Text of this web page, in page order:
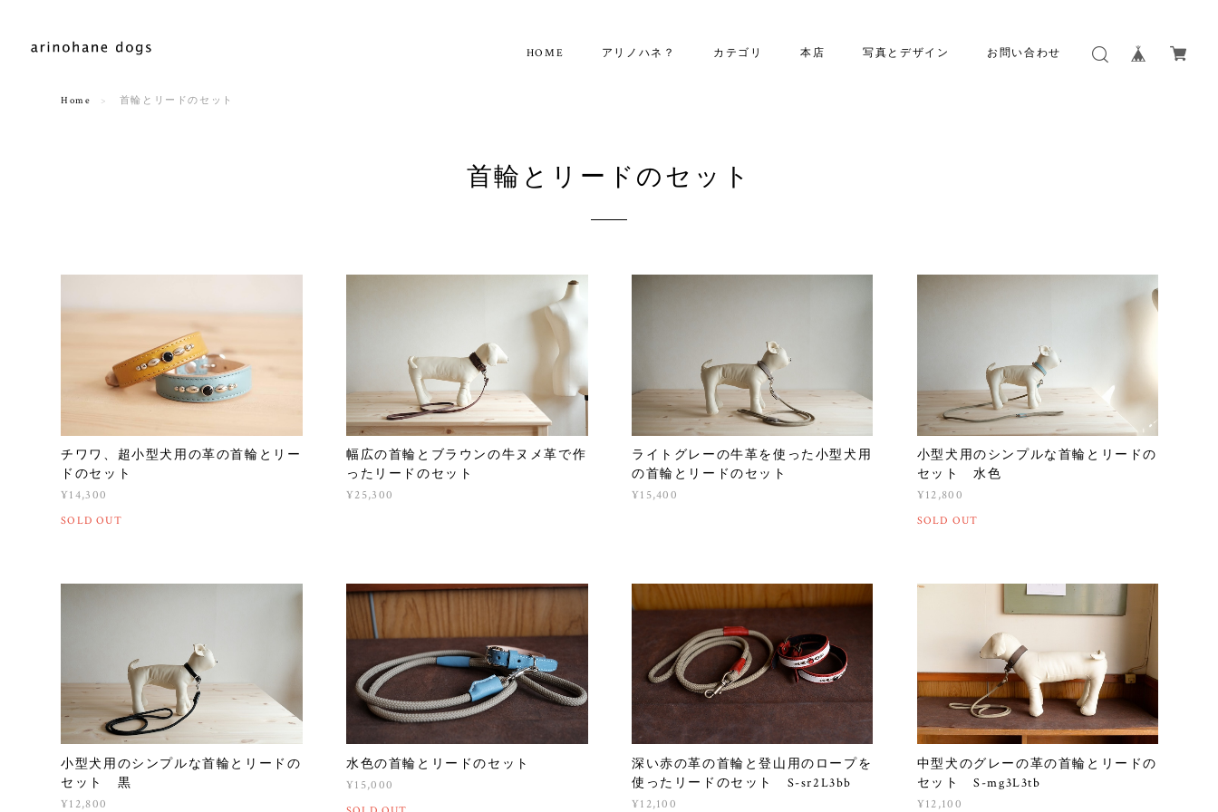
HOME アリノハネ？ カテゴリ 本店 写真とデザイン お問い合わせ
Home 首輪とリードのセット
首輪とリードのセット
チワワ、超小型犬用の革の首輪とリー
ドのセット
¥14,300
SOLD OUT
幅広の首輪とブラウンの牛ヌメ革で作
ったリードのセット
¥25,300
ライトグレーの牛革を使った小型犬用
の首輪とリードのセット
¥15,400
小型犬用のシンプルな首輪とリードの
セット 水色
¥12,800
SOLD OUT
小型犬用のシンプルな首輪とリードの
セット 黒
¥12,800
水色の首輪とリードのセット
¥15,000
深い赤の革の首輪と登山用のロープを
使ったリードのセット S-sr2L3bb
¥12,100
中型犬のグレーの革の首輪とリードの
セット S-mg3L3tb
¥12,100